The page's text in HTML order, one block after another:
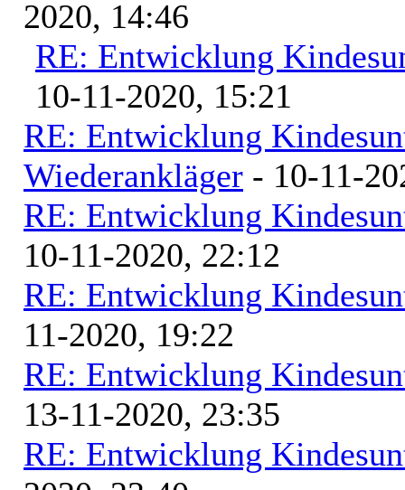
2020, 14:46
RE: Entwicklung
10-11-2020, 15:21
RE: Entwicklung
Wiederankläger - 10-11-
RE: Entwicklung
10-11-2020, 22:12
RE: Entwicklung
11-2020, 19:22
RE: Entwicklung
13-11-2020, 23:35
RE: Entwicklung